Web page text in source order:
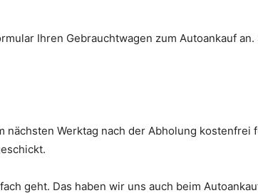
Ihren Gebrauchtwagen zum Autoankauf
nächsten Werktag nach der Abholung kostenfrei
geht. Das haben wir uns auch beim